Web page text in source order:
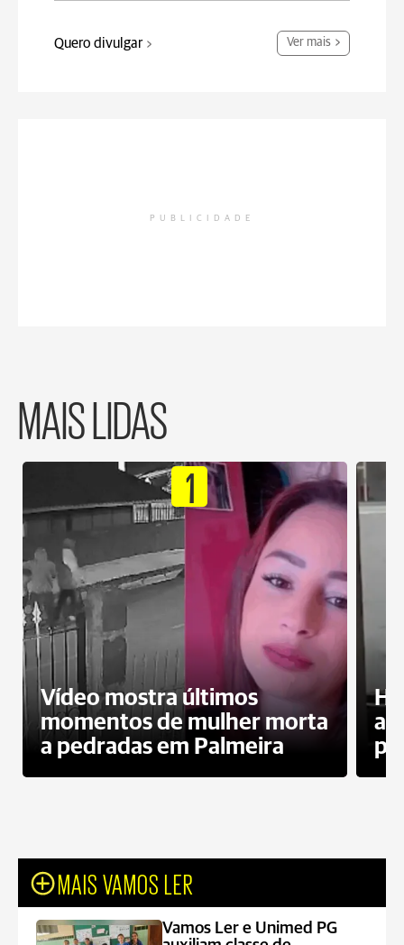
Quero divulgar Ver mais
PUBLICIDADE
MAIS LIDAS
1
Vídeo mostra últimos
momentos de mulher morta
a pedradas em Palmeira
MAIS VAMOS LER
Vamos Ler e Unimed PG